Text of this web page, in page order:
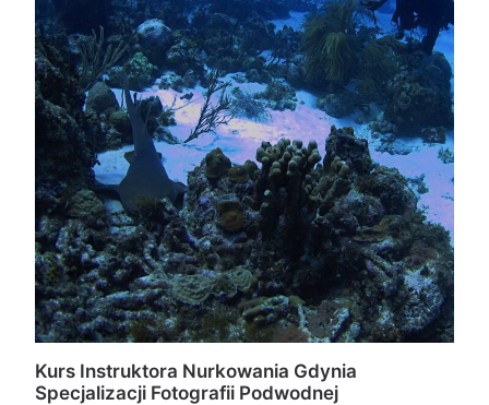
Kurs Instruktora Nurkowania Gdynia
Specjalizacji Fotografii Podwodnej